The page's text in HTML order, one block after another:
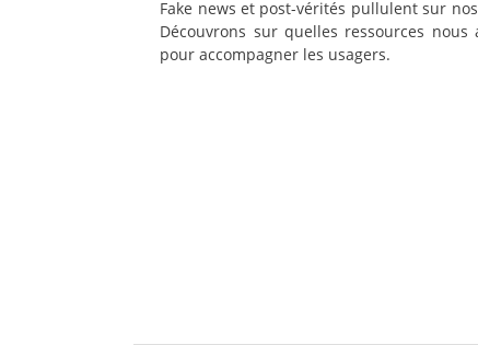
Fake news et post-vérités pullulent sur
Découvrons sur quelles ressources nous
pour accompagner les usagers.